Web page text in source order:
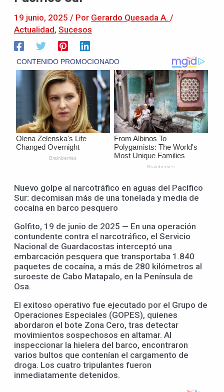
19 junio, 2025 / Por Gerardo Quesada A. /
Actualidad, Sucesos
Nuevo golpe al narcotráfico en aguas del Pacífico
Sur: decomisan más de una tonelada y media de
cocaína en barco pesquero
Golfito, 19 de junio de 2025 — En una operación
contundente contra el narcotráfico, el Servicio
Nacional de Guardacostas interceptó una
embarcación pesquera que transportaba 1.840
paquetes de cocaína, a más de 280 kilómetros al
suroeste de Cabo Matapalo, en la Península de
Osa.
El exitoso operativo fue ejecutado por el Grupo de
Operaciones Especiales (GOPES), quienes
abordaron el bote Zona Cero, tras detectar
movimientos sospechosos en altamar. Al
inspeccionar la hielera del barco, encontraron
varios bultos que contenían el cargamento de
droga. Los cuatro tripulantes fueron
inmediatamente detenidos.